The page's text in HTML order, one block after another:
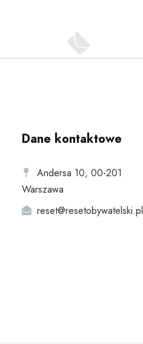
Dane kontaktowe
Andersa 10, 00-201
Warszawa
reset@resetobywatelski.pl